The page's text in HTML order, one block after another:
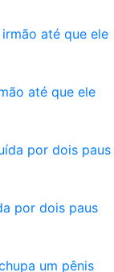
até que ele
por dois paus